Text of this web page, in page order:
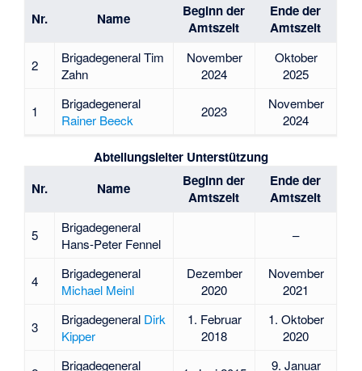
Nr.
Name
Beginn der
Amtszeit
Ende der
Amtszeit
2
Brigadegeneral Tim
Zahn
November
2024
Oktober
2025
1
Brigadegeneral
Rainer Beeck
2023
November
2024
Abteilungsleiter Unterstützung
Nr.
Name
Beginn der
Amtszeit
Ende der
Amtszeit
5
Brigadegeneral
Hans-Peter Fennel
–
4
Brigadegeneral
Michael Meinl
Dezember
2020
November
2021
3 Brigadegeneral Dirk
Kipper
1. Februar
2018
1. Oktober
2020
Brigadegeneral
9. Januar